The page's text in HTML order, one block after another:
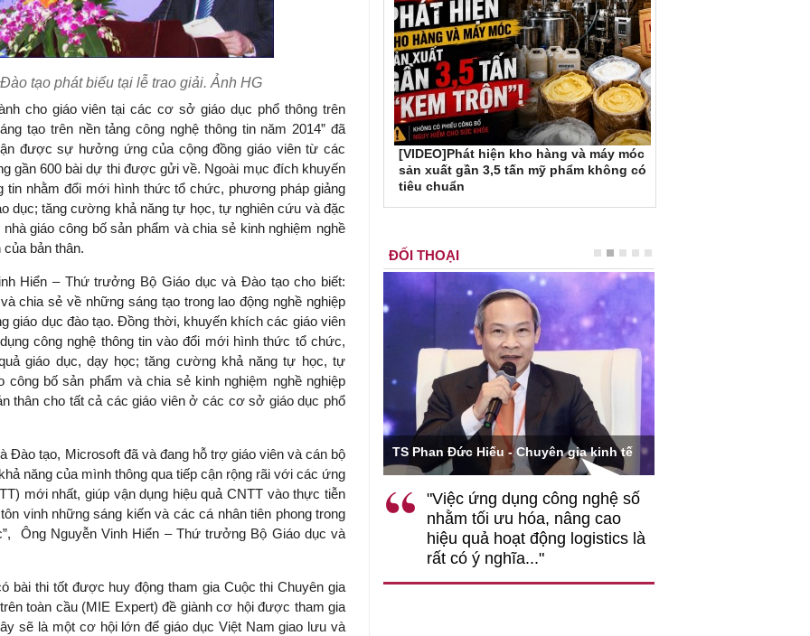
tạo phát biểu tại lễ trao giải. Ảnh HG
cho giáo viên tại các cơ sở giáo dục phổ thông trên
tạo trên nền tảng công nghệ thông tin năm 2014” đã
được sự hưởng ứng của cộng đồng giáo viên từ các
gần 600 bài dự thi được gửi về. Ngoài mục đích khuyến
tin nhằm đổi mới hình thức tổ chức, phương pháp giảng
dục; tăng cường khả năng tự học, tự nghiên cứu và đặc
giáo công bố sản phẩm và chia sẻ kinh nghiệm nghề
bản thân.
Hiển – Thứ trưởng Bộ Giáo dục và Đào tạo cho biết:
chia sẻ về những sáng tạo trong lao động nghề nghiệp
giáo dục đào tạo. Đồng thời, khuyến khích các giáo viên
công nghệ thông tin vào đổi mới hình thức tổ chức,
giáo dục, dạy học; tăng cường khả năng tự học, tự
bố sản phẩm và chia sẻ kinh nghiệm nghề nghiệp
thân cho tất cả các giáo viên ở các cơ sở giáo dục phổ
Đào tạo, Microsoft đã và đang hỗ trợ giáo viên và cán bộ
năng của mình thông qua tiếp cận rộng rãi với các ứng
mới nhất, giúp vận dụng hiệu quả CNTT vào thực tiễn
vinh những sáng kiến và các cá nhân tiên phong trong
Ông Nguyễn Vinh Hiển – Thứ trưởng Bộ Giáo dục và
bài thi tốt được huy động tham gia Cuộc thi Chuyên gia
toàn cầu (MIE Expert) đề giành cơ hội được tham gia
sẽ là một cơ hội lớn để giáo dục Việt Nam giao lưu và
[VIDEO]Phát hiện kho hàng và máy móc
sản xuất gần 3,5 tấn mỹ phẩm không có
tiêu chuẩn
ĐỐI THOẠI
phải làm
trên thực tế
như tăng
các cơ chế
mới sáng tạo,
Việc sử dụng hiệu quả chính
sách tài khóa không chỉ mang ý
nghĩa hỗ trợ ngắn hạn mà còn
tăng trưởng bền vững dài hạn.
TS Phan Đức Hiếu - Chuyên gia kinh tế
"Việc ứng dụng công nghệ số
nhằm tối ưu hóa, nâng cao
hiệu quả hoạt động logistics là
rất có ý nghĩa..."